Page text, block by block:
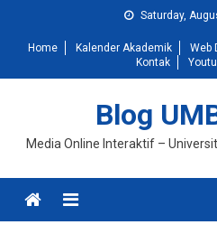
content
Saturday,
Home Kalender Akademik Web
Kontak
Blog
Media Online Interaktif –
Menu